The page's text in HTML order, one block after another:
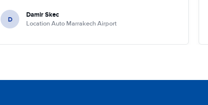
D Damir Skec
Location Auto Marrakech Airport